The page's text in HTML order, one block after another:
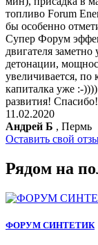
топливо Forum
бы особенно
Супер Форум
двигателя
детонации,
увеличивается, по
капиталка уже :-
развития! Спасибо!
11.02.2020
Андрей Б , Пермь
Оставить свой
Рядом на
ФОРУМ СИНТЕТИК